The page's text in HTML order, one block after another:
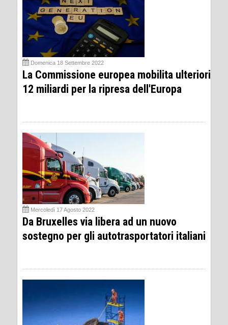
Domenica 18 Settembre 2022
La Commissione europea mobilita ulteriori
12 miliardi per la ripresa dell'Europa
Mercoledì 17 Agosto 2022
Da Bruxelles via libera ad un nuovo
sostegno per gli autotrasportatori italiani